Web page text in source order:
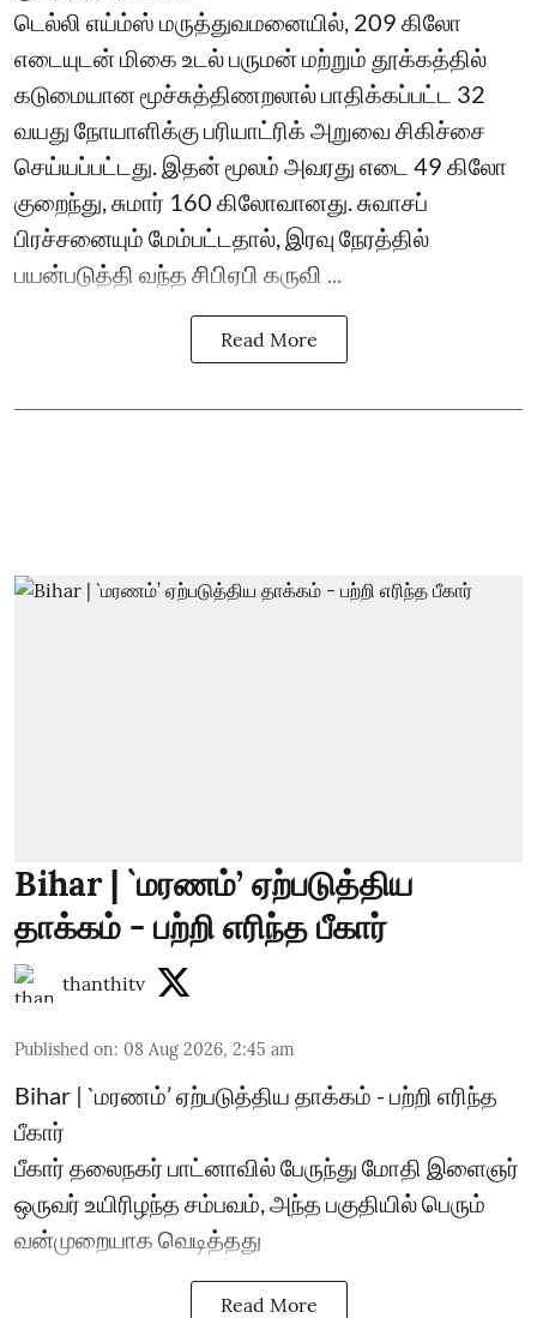
டெல்லி எய்ம்ஸ் மருத்துவமனையில், 209 கிலோ
எடையுடன் மிகை உடல் பருமன் மற்றும் தூக்கத்தில்
கடுமையான மூச்சுத்திணறலால் பாதிக்கப்பட்ட 32
வயது நோயாளிக்கு பரியாட்ரிக் அறுவை சிகிச்சை
செய்யப்பட்டது. இதன் மூலம் அவரது எடை 49 கிலோ
குறைந்து, சுமார் 160 கிலோவானது. சுவாசப்
பிரச்சனையும் மேம்பட்டதால், இரவு நேரத்தில்
பயன்படுத்தி வந்த சிபிஏபி கருவி ...
Read More
Bihar | `மரணம்’ ஏற்படுத்திய
தாக்கம் - பற்றி எரிந்த பீகார்
thanthitv
Published on: 08 Aug 2026, 2:45 am
Bihar | `மரணம்’ ஏற்படுத்திய தாக்கம் - பற்றி எரிந்த
பீகார்
பீகார் தலைநகர் பாட்னாவில் பேருந்து மோதி இளைஞர்
ஒருவர் உயிரிழந்த சம்பவம், அந்த பகுதியில் பெரும்
வன்முறையாக வெடித்தது
Read More